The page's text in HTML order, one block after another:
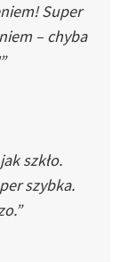
Super
– chyba
szkło.
szybka.